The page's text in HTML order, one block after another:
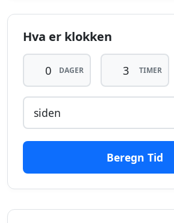
Hva er klokken
DAGER TIMER
Beregn Tid